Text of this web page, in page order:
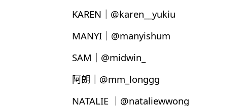
KAREN｜@karen__yukiu
MANYI｜@manyishum
SAM｜@midwin_
阿朗｜@mm_longgg
NATALIE ｜@nataliewwong